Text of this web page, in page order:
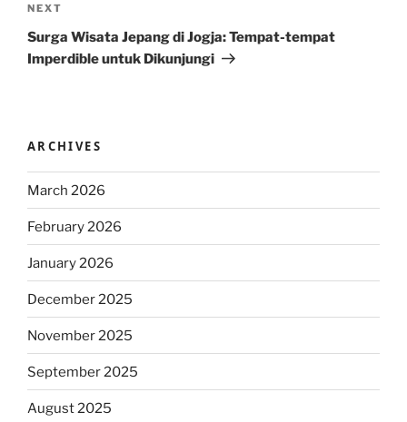
Next
Post
NEXT
Surga Wisata Jepang di Jogja: Tempat-tempat
Imperdible untuk Dikunjungi
ARCHIVES
March 2026
February 2026
January 2026
December 2025
November 2025
September 2025
August 2025